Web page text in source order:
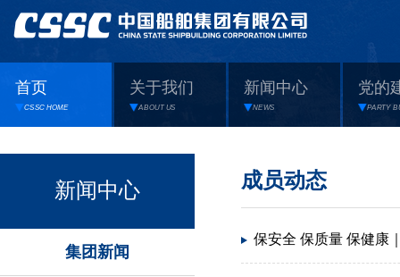
首页
CSSC HOME
关于我们
ABOUT US
新闻中心
NEWS
党的
PARTY
新闻中心
集团新闻
成员动态
保安全 保质量 保健康